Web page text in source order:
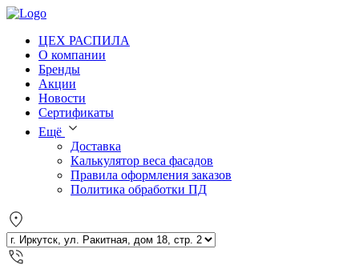
ЦЕХ РАСПИЛА
О компании
Бренды
Акции
Новости
Сертификаты
Ещё
Доставка
Калькулятор веса фасадов
Правила оформления заказов
Политика обработки ПД